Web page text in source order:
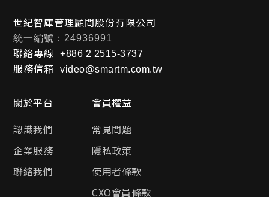
世紀智庫管理顧問股份有限公司
統一編號：24936991
聯絡專線 +886 2 2515-3737
服務信箱 video@smartm.com.tw
關於平台
認識我們
企業服務
聯絡我們
會員權益
常見問題
隱私政策
使用者條款
CXO會員條款